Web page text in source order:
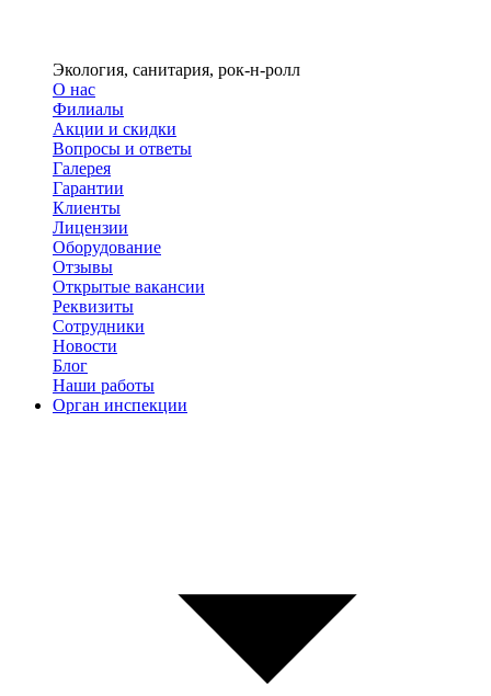
Экология, санитария, рок-н-ролл
О нас
Филиалы
Акции и скидки
Вопросы и ответы
Галерея
Гарантии
Клиенты
Лицензии
Оборудование
Отзывы
Открытые вакансии
Реквизиты
Сотрудники
Новости
Блог
Наши работы
Орган инспекции